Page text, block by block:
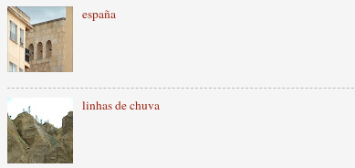
españa
linhas de chuva